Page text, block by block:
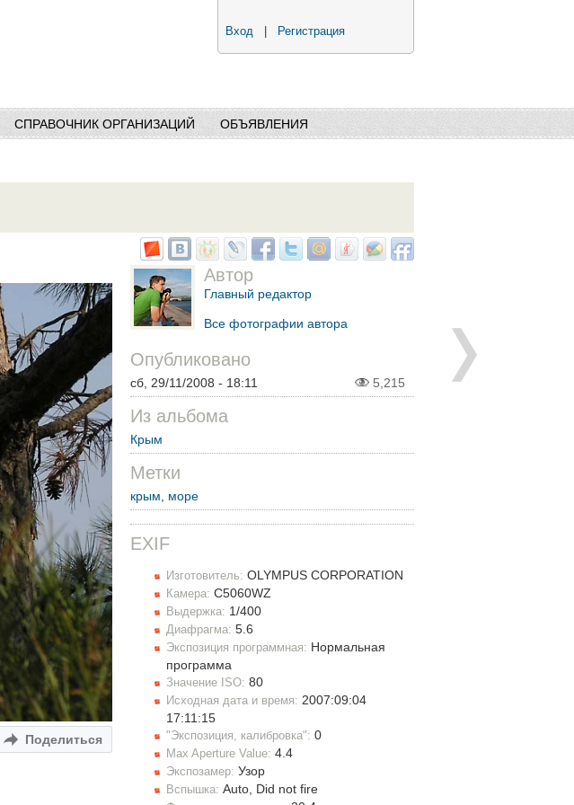
Вход Регистрация
СПРАВОЧНИК ОРГАНИЗАЦИЙ ОБЪЯВЛЕНИЯ
Поделиться
Автор
Главный редактор
Все фотографии автора
5,215
Опубликовано
сб, 29/11/2008 - 18:11
Из альбома
Крым
Метки
крым, море
EXIF
Изготовитель: OLYMPUS CORPORATION
Камера: C5060WZ
Выдержка: 1/400
Диафрагма: 5.6
Экспозиция программная: Нормальная
программа
Значение ISO: 80
Исходная дата и время: 2007:09:04
17:11:15
"Экспозиция, калибровка": 0
Max Aperture Value: 4.4
Экспозамер: Узор
Вспышка: Auto, Did not fire